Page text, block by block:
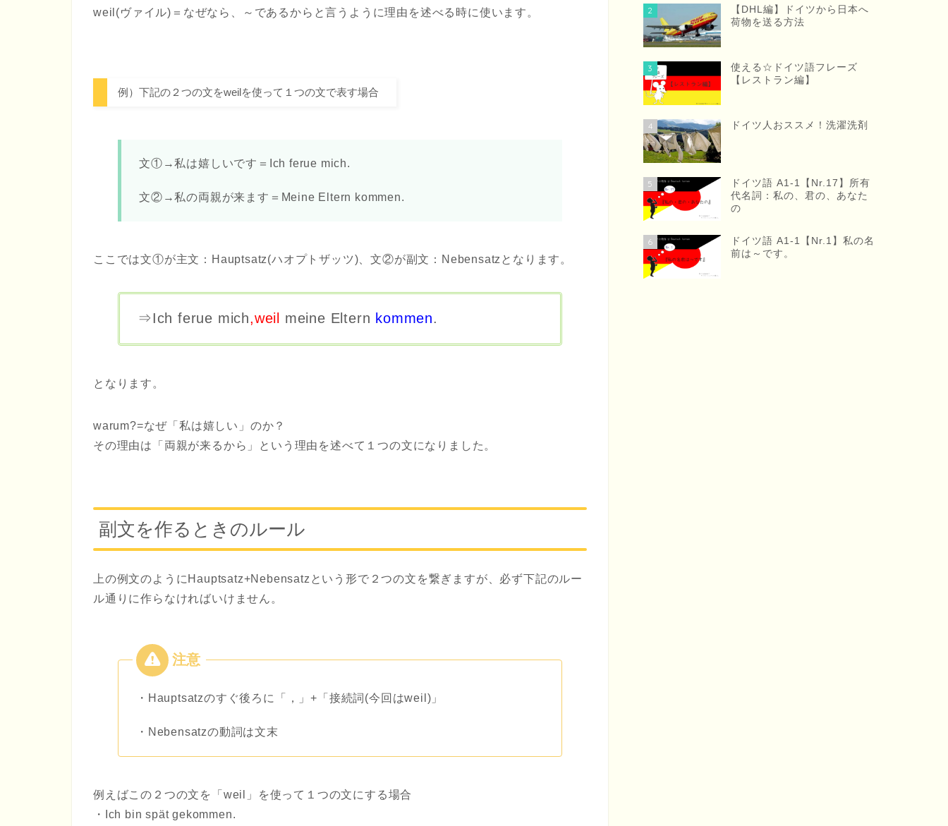
weil(ヴァイル)＝なぜなら、～であるから と言うように理由を述べる時に使います。
例）下記の２つの文をweilを使って１つの文で表す場合
文①→私は嬉しいです＝Ich ferue mich.
文②→私の両親が来ます＝Meine Eltern kommen.
ここでは文①が主文：Hauptsatz(ハオプトザッツ)、文②が副文：Nebensatz となります。
⇒Ich ferue mich,weil meine Eltern kommen.
となります。
warum?=なぜ「私は嬉しい」のか？
その理由は「両親が来るから」という理由を述べて１つの文になりました。
副文を作るときのルール
上の例文のようにHauptsatz+Nebensatzという形で２つの文を繋ぎますが、必ず下記のルー
ル通りに作らなければいけません。
・Hauptsatzのすぐ後ろに「，」+「接続詞(今回はweil)」
・Nebensatzの動詞は文末
例えばこの２つの文を「weil」を使って１つの文にする場合
・Ich bin spät gekommen.
2
【DHL編】ドイツから日本へ
荷物を送る方法
3
使える☆ドイツ語フレーズ
【レストラン編】
4 ドイツ人おススメ！洗濯洗剤
5
ドイツ語 A1-1【Nr.17】所有
代名詞：私の、君の、あなた
の
6
ドイツ語 A1-1【Nr.1】私の名
前は～です。